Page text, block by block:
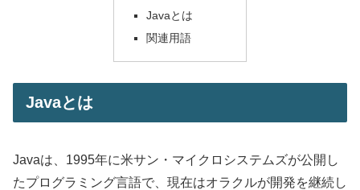
Javaとは
関連用語
Javaとは
Javaは、1995年に米サン・マイクロシステムズが公開し
たプログラミング言語で、現在はオラクルが開発を継続し